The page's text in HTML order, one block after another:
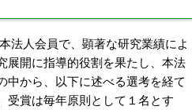
法人会員で、顕著な研究業績によ
展開に指導的役割を果たし、本法
中から、以下に述べる選考を経て
受賞は毎年原則として１名とす